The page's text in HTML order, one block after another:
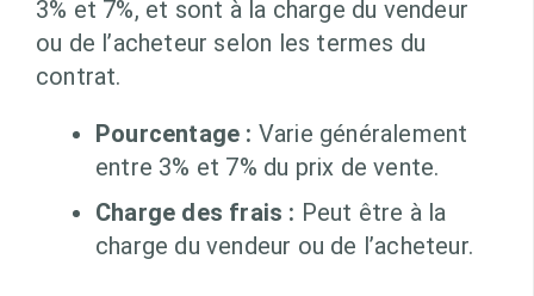
3% et 7%, et sont à la charge du vendeur
ou de l’acheteur selon les termes du
contrat.
Pourcentage : Varie généralement
entre 3% et 7% du prix de vente.
Charge des frais : Peut être à la
charge du vendeur ou de l’acheteur.